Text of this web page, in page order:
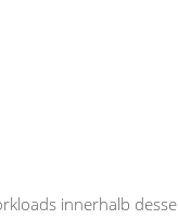
innerhalb